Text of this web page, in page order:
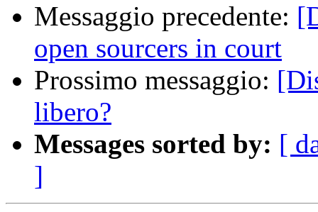
Messaggio precedente:
open sourcers in court
Prossimo messaggio:
libero?
Messages sorted by: [
]